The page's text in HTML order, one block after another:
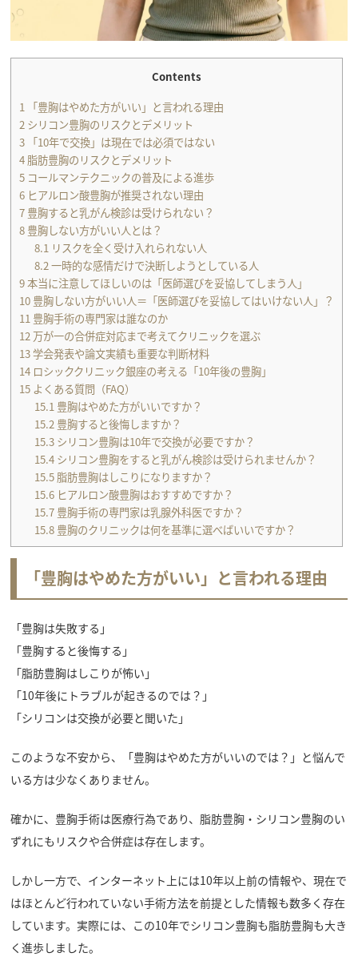
Contents
1 「豊胸はやめた方がいい」と言われる理由
2 シリコン豊胸のリスクとデメリット
3「10年で交換」は現在では必須ではない
4脂肪豊胸のリスクとデメリット
5コールマンテクニックの普及による進歩
6ヒアルロン酸豊胸が推奨されない理由
7豊胸すると乳がん検診は受けられない？
8豊胸しない方がいい人とは？
8.1 リスクを全く受け入れられない人
8.2 一時的な感情だけで決断しようとしている人
9本当に注意してほしいのは「医師選びを妥協してしまう人」
10豊胸しない方がいい人＝「医師選びを妥協してはいけない人」？
11 豊胸手術の専門家は誰なのか
12 万が一の合併症対応まで考えてクリニックを選ぶ
13学会発表や論文実績も重要な判断材料
14ロシッククリニック銀座の考える「10年後の豊胸」
15よくある質問（FAQ）
15.1 豊胸はやめた方がいいですか？
15.2 豊胸すると後悔しますか？
15.3 シリコン豊胸は10年で交換が必要ですか？
15.4 シリコン豊胸をすると乳がん検診は受けられませんか？
15.5 脂肪豊胸はしこりになりますか？
15.6 ヒアルロン酸豊胸はおすすめですか？
15.7 豊胸手術の専門家は乳腺外科医ですか？
15.8 豊胸のクリニックは何を基準に選べばいいですか？
「豊胸はやめた方がいい」と言われる理由
「豊胸は失敗する」
「豊胸すると後悔する」
「脂肪豊胸はしこりが怖い」
「10年後にトラブルが起きるのでは？」
「シリコンは交換が必要と聞いた」
このような不安から、「豊胸はやめた方がいいのでは？」と悩んで
いる方は少なくありません。
確かに、豊胸手術は医療行為であり、脂肪豊胸・シリコン豊胸のい
ずれにもリスクや合併症は存在します。
しかし一方で、インターネット上には10年以上前の情報や、現在で
はほとんど行われていない手術方法を前提とした情報も数多く存在
しています。実際には、この10年でシリコン豊胸も脂肪豊胸も大き
く進歩しました。